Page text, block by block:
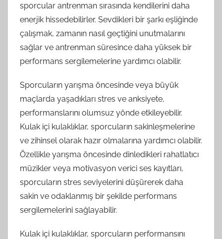
sporcular antrenman sırasında kendilerini daha
enerjik hissedebilirler. Sevdikleri bir şarkı eşliğinde
çalışmak, zamanın nasıl geçtiğini unutmalarını
sağlar ve antrenman süresince daha yüksek bir
performans sergilemelerine yardımcı olabilir.
Sporcuların yarışma öncesinde veya büyük
maçlarda yaşadıkları stres ve anksiyete,
performanslarını olumsuz yönde etkileyebilir.
Kulak içi kulaklıklar, sporcuların sakinleşmelerine
ve zihinsel olarak hazır olmalarına yardımcı olabilir.
Özellikle yarışma öncesinde dinledikleri rahatlatıcı
müzikler veya motivasyon verici ses kayıtları,
sporcuların stres seviyelerini düşürerek daha
sakin ve odaklanmış bir şekilde performans
sergilemelerini sağlayabilir.
Kulak içi kulaklıklar, sporcuların performansını